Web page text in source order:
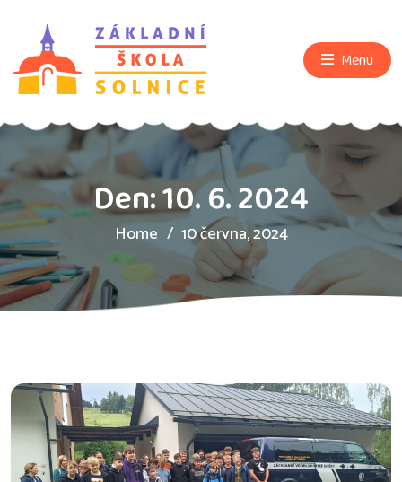
Menu
Den:10. 6. 2024
Home 10 června, 2024